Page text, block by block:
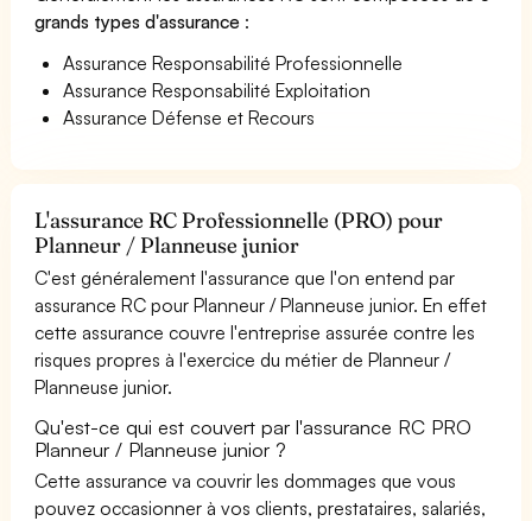
grands types d'assurance :
Assurance Responsabilité Professionnelle
Assurance Responsabilité Exploitation
Assurance Défense et Recours
L'assurance RC Professionnelle (PRO) pour
Planneur / Planneuse junior
C'est généralement l'assurance que l'on entend par
assurance RC pour Planneur / Planneuse junior. En effet
cette assurance couvre l'entreprise assurée contre les
risques propres à l'exercice du métier de Planneur /
Planneuse junior.
Qu'est-ce qui est couvert par l'assurance RC PRO
Planneur / Planneuse junior ?
Cette assurance va couvrir les dommages que vous
pouvez occasionner à vos clients, prestataires, salariés,